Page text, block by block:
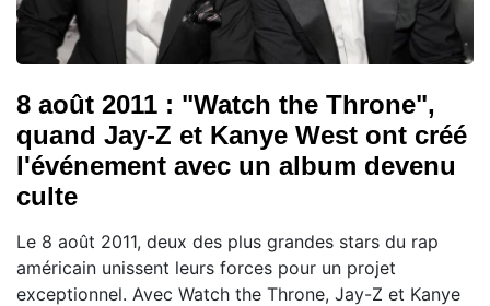
8 août 2011 : "Watch the Throne",
quand Jay-Z et Kanye West ont créé
l'événement avec un album devenu
culte
Le 8 août 2011, deux des plus grandes stars du rap
américain unissent leurs forces pour un projet
exceptionnel. Avec Watch the Throne, Jay-Z et Kanye